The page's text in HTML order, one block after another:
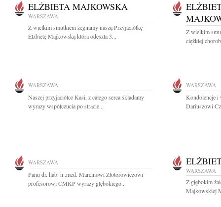
ELŻBIETA MAJKOWSKA
WARSZAWA
Z wielkim smutkiem żegnamy naszą Przyjaciółkę
Elżbietę Majkowską która odeszła 3...
Z wielkim
ciężkiej
WARSZAWA
Naszej przyjaciółce Kasi, z całego serca składamy
wyrazy współczucia po stracie...
WARSZAWA
Kondolencje i
Dariuszowi
WARSZAWA
Panu dr. hab. n .med. Marcinowi Złotorowiczowi
profesorowi CMKP wyrazy głębokiego...
WARSZAWA
Z głębokim
Majkowskiej